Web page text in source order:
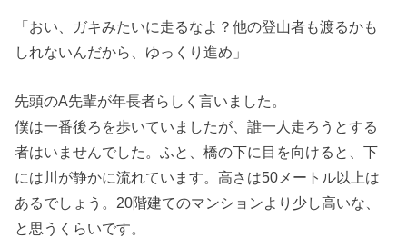
「おい、ガキみたいに走るなよ？他の登山者も渡るかも
しれないんだから、ゆっくり進め」
先頭のA先輩が年長者らしく言いました。
僕は一番後ろを歩いていましたが、誰一人走ろうとする
者はいませんでした。ふと、橋の下に目を向けると、下
には川が静かに流れています。高さは50メートル以上は
あるでしょう。20階建てのマンションより少し高いな、
と思うくらいです。